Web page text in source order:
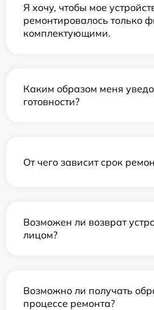
Я хочу, чтобы мое
ремонтировалось только
комплектующими.
Каким образом меня
готовности?
От чего зависит срок
Возможен ли возврат
лицом?
Возможно ли получать
процессе ремонта?